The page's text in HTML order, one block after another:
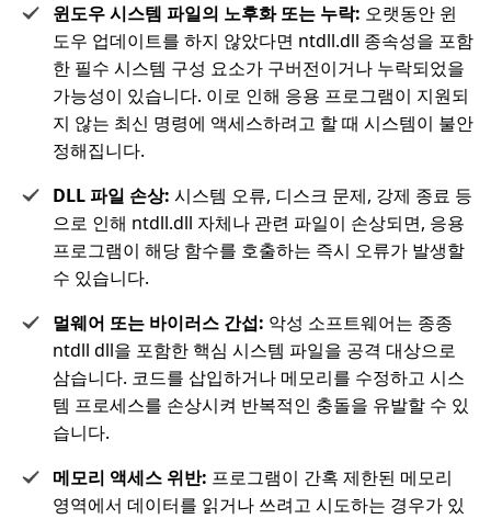
윈도우 시스템 파일의 노후화 또는 누락: 오랫동안 윈
도우 업데이트를 하지 않았다면 ntdll.dll 종속성을 포함
한 필수 시스템 구성 요소가 구버전이거나 누락되었을
가능성이 있습니다. 이로 인해 응용 프로그램이 지원되
지 않는 최신 명령에 액세스하려고 할 때 시스템이 불안
정해집니다.
DLL 파일 손상: 시스템 오류, 디스크 문제, 강제 종료 등
으로 인해 ntdll.dll 자체나 관련 파일이 손상되면, 응용
프로그램이 해당 함수를 호출하는 즉시 오류가 발생할
수 있습니다.
멀웨어 또는 바이러스 간섭: 악성 소프트웨어는 종종
ntdll dll을 포함한 핵심 시스템 파일을 공격 대상으로
삼습니다. 코드를 삽입하거나 메모리를 수정하고 시스
템 프로세스를 손상시켜 반복적인 충돌을 유발할 수 있
습니다.
메모리 액세스 위반: 프로그램이 간혹 제한된 메모리
영역에서 데이터를 읽거나 쓰려고 시도하는 경우가 있